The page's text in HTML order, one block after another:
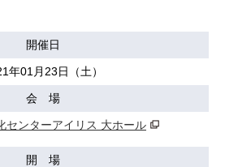
開催日
年01月23日（土）
会 場
センターアイリス 大ホール
開 場